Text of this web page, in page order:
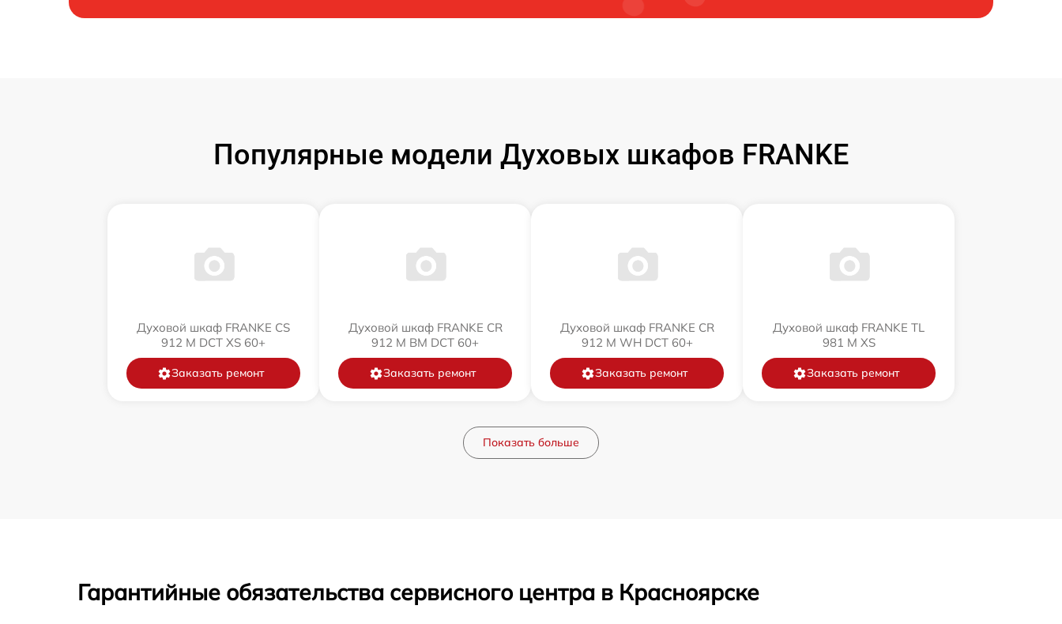
Популярные модели Духовых шкафов FRANKE
Духовой шкаф FRANKE CS
912 M DCT XS 60+
Заказать ремонт
Духовой шкаф FRANKE CR
912 M BM DCT 60+
Заказать ремонт
Духовой шкаф FRANKE CR
912 M WH DCT 60+
Заказать ремонт
Духовой шкаф FRANKE TL
981 M XS
Заказать ремонт
Показать больше
Гарантийные обязательства сервисного центра в Красноярске